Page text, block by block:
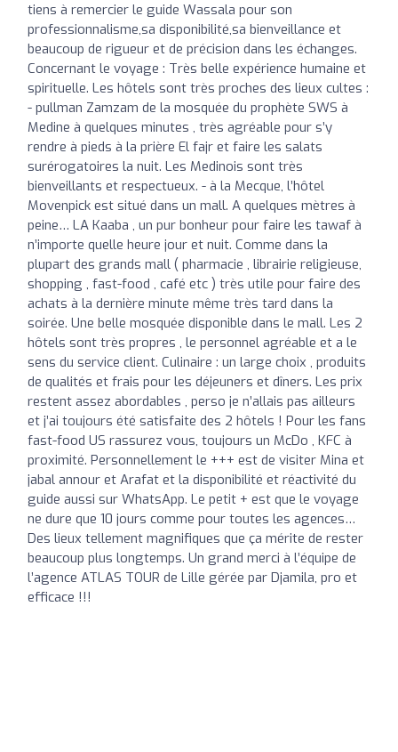
tiens à remercier le guide Wassala pour son
professionnalisme,sa disponibilité,sa bienveillance et
beaucoup de rigueur et de précision dans les échanges.
Concernant le voyage : Très belle expérience humaine et
spirituelle. Les hôtels sont très proches des lieux cultes :
- pullman Zamzam de la mosquée du prophète SWS à
Medine à quelques minutes , très agréable pour s’y
rendre à pieds à la prière El fajr et faire les salats
surérogatoires la nuit. Les Medinois sont très
bienveillants et respectueux. - à la Mecque, l’hôtel
Movenpick est situé dans un mall. A quelques mètres à
peine… LA Kaaba , un pur bonheur pour faire les tawaf à
n’importe quelle heure jour et nuit. Comme dans la
plupart des grands mall ( pharmacie , librairie religieuse,
shopping , fast-food , café etc ) très utile pour faire des
achats à la dernière minute même très tard dans la
soirée. Une belle mosquée disponible dans le mall. Les 2
hôtels sont très propres , le personnel agréable et a le
sens du service client. Culinaire : un large choix , produits
de qualités et frais pour les déjeuners et dîners. Les prix
restent assez abordables , perso je n’allais pas ailleurs
et j’ai toujours été satisfaite des 2 hôtels ! Pour les fans
fast-food US rassurez vous, toujours un McDo , KFC à
proximité. Personnellement le +++ est de visiter Mina et
jabal annour et Arafat et la disponibilité et réactivité du
guide aussi sur WhatsApp. Le petit + est que le voyage
ne dure que 10 jours comme pour toutes les agences…
Des lieux tellement magnifiques que ça mérite de rester
beaucoup plus longtemps. Un grand merci à l’équipe de
l’agence ATLAS TOUR de Lille gérée par Djamila, pro et
efficace !!!